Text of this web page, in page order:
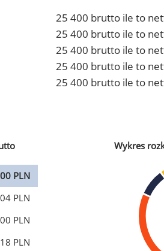
25 400 brutto ile to
25 400 brutto ile to
25 400 brutto ile to
25 400 brutto ile to
25 400 brutto ile to
PLN
PLN
PLN
PLN
Wykres